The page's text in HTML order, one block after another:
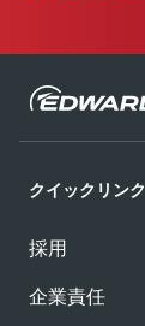
クイックリンク
採用
企業責任